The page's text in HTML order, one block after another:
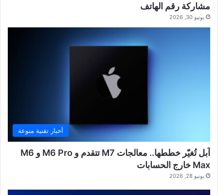
مشاركة رقم الهاتف
يونيو 30, 2026
أخبار تقنية منوعة
آبل تُغيّر خططها.. معالجات M7 تتقدم و M6 Pro و M6
Max خارج الحسابات
يونيو 28, 2026